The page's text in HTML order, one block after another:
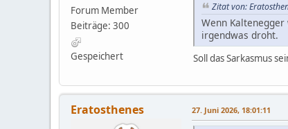
Forum Member
Beiträge: 300
Gespeichert
Zitat von:
Wenn
irgendwas droht.
Soll das Sarkasmus
Eratosthenes 27. Juni 2026, 18:01:11